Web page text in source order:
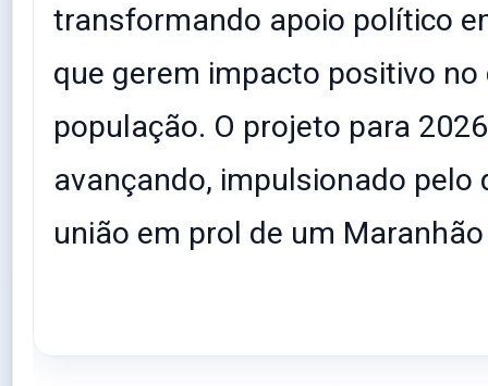
transformando apoio político
que gerem impacto positivo no
população. O projeto para
avançando, impulsionado pelo
união em prol de um